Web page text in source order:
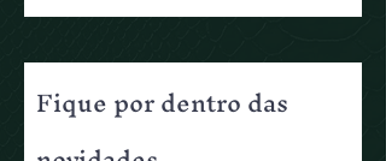
Fique por dentro das